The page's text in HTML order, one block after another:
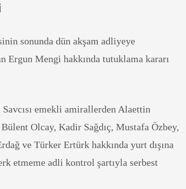
sonunda dün akşam adliyeye
Mengi hakkında tutuklama kararı
emekli amirallerden Alaettin
Olcay, Kadir Sağdıç, Mustafa Özbey,
ve Türker Ertürk hakkında yurt dışına
etmeme adli kontrol şartıyla serbest